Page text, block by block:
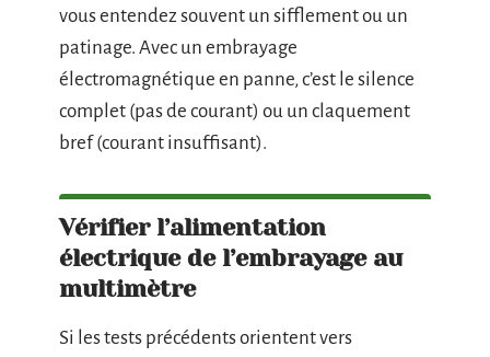
vous entendez souvent un sifflement ou un
patinage. Avec un embrayage
électromagnétique en panne, c’est le silence
complet (pas de courant) ou un claquement
bref (courant insuffisant).
Vérifier l’alimentation
électrique de l’embrayage au
multimètre
Si les tests précédents orientent vers